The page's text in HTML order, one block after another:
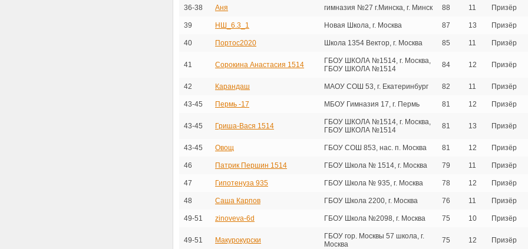
36-38 Аня гимназия №27 г.Минска, г. Минск 88 11 Призёр
39 НШ_6.3_1 Новая Школа, г. Москва 87 13 Призёр
40 Портос2020 Школа 1354 Вектор, г. Москва 85 11 Призёр
41 Сорокина Анастасия 1514
ГБОУ ШКОЛА №1514, г. Москва,
ГБОУ ШКОЛА №1514
84 12 Призёр
42 Карандаш МАОУ СОШ 53, г. Екатеринбург 82 11 Призёр
43-45 Пермь -17 МБОУ Гимназия 17, г. Пермь 81 12 Призёр
43-45 Гриша-Вася 1514
ГБОУ ШКОЛА №1514, г. Москва,
ГБОУ ШКОЛА №1514
81 13 Призёр
43-45 Овощ ГБОУ СОШ 853, нас. п. Москва 81 12 Призёр
46 Патрик Першин 1514 ГБОУ Школа № 1514, г. Москва 79 11 Призёр
47 Гипотенуза 935 ГБОУ Школа № 935, г. Москва 78 12 Призёр
48 Саша Карпов ГБОУ Школа 2200, г. Москва 76 11 Призёр
49-51 zinoveva-6d ГБОУ Школа №2098, г. Москва 75 10 Призёр
49-51 Макурокурски
ГБОУ гор. Москвы 57 школа, г.
Москва
75 12 Призёр